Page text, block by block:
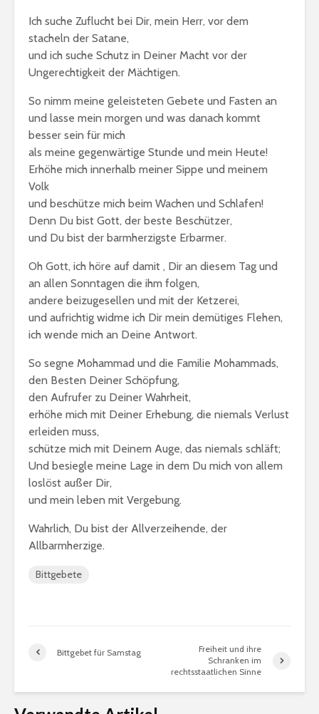
Ich suche Zuflucht bei Dir, mein Herr, vor dem
stacheln der Satane,
und ich suche Schutz in Deiner Macht vor der
Ungerechtigkeit der Mächtigen.
So nimm meine geleisteten Gebete und Fasten an
und lasse mein morgen und was danach kommt
besser sein für mich
als meine gegenwärtige Stunde und mein Heute!
Erhöhe mich innerhalb meiner Sippe und meinem
Volk
und beschütze mich beim Wachen und Schlafen!
Denn Du bist Gott, der beste Beschützer,
und Du bist der barmherzigste Erbarmer.
Oh Gott, ich höre auf damit , Dir an diesem Tag und
an allen Sonntagen die ihm folgen,
andere beizugesellen und mit der Ketzerei,
und aufrichtig widme ich Dir mein demütiges Flehen,
ich wende mich an Deine Antwort.
So segne Mohammad und die Familie Mohammads,
den Besten Deiner Schöpfung,
den Aufrufer zu Deiner Wahrheit,
erhöhe mich mit Deiner Erhebung, die niemals Verlust
erleiden muss,
schütze mich mit Deinem Auge, das niemals schläft;
Und besiegle meine Lage in dem Du mich von allem
loslöst außer Dir,
und mein leben mit Vergebung.
Wahrlich, Du bist der Allverzeihende, der
Allbarmherzige.
Bittgebete
Bittgebet für Samstag
Freiheit und ihre
Schranken im
rechtsstaatlichen Sinne